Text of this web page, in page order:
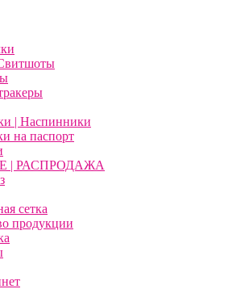
| Наспинники
на паспорт
| РАСПРОДАЖА
сетка
продукции